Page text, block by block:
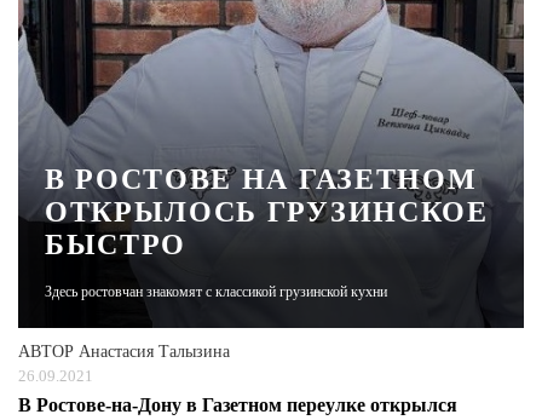
СТИЛЬ ЖИЗНИ
ХАЙП
ЧЕЛОВЕК ОСОБЕННЫЙ
КУЛЬТ ЕДЫ
АФИША
В РОСТОВЕ НА ГАЗЕТНОМ
ОТКРЫЛОСЬ ГРУЗИНСКОЕ
БЫСТРО
Здесь ростовчан знакомят с классикой грузинской кухни
АВТОР Анастасия Талызина
26.09.2021
В Ростове-на-Дону в Газетном переулке открылся